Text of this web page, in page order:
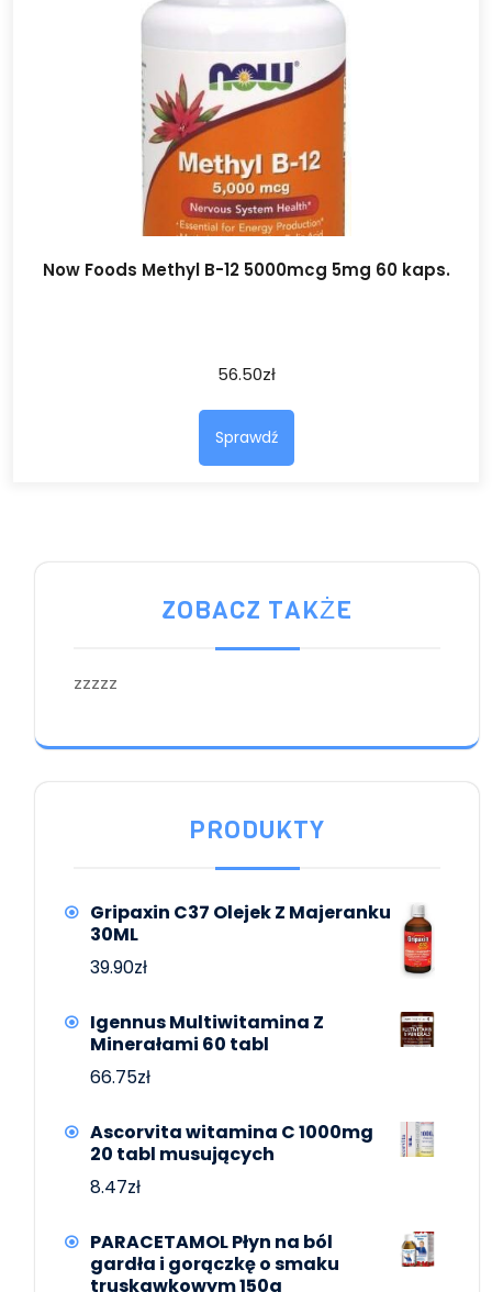
Now Foods Methyl B-12 5000mcg 5mg 60 kaps.
56.50zł
Sprawdź
ZOBACZ TAKŻE
zzzzz
PRODUKTY
Gripaxin C37 Olejek Z Majeranku
30ML
39.90zł
Igennus Multiwitamina Z
Minerałami 60 tabl
66.75zł
Ascorvita witamina C 1000mg
20 tabl musujących
8.47zł
PARACETAMOL Płyn na ból
gardła i gorączkę o smaku
truskawkowym 150g